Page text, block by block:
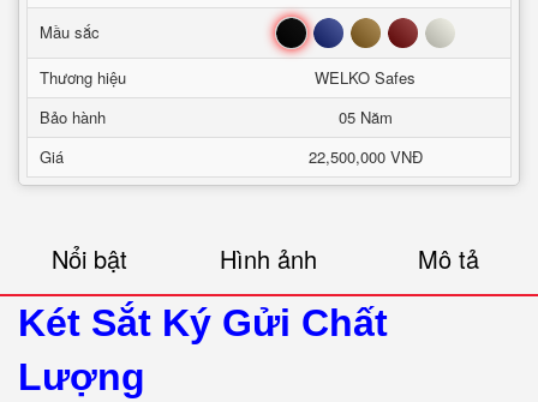
Mầu sắc Đen Xanh Nâu Đỏ Trắng
Thương hiệu
WELKO Safes
Bảo hành
05 Năm
Giá
22,500,000 VNĐ
Nổi bật Hình ảnh Mô tả
Két Sắt Ký Gửi Chất
Lượng